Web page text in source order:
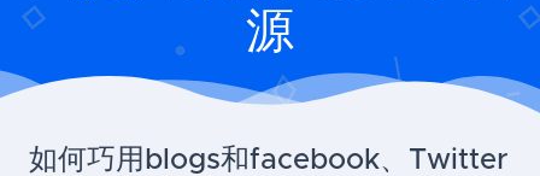
源
如何巧用blogs和facebook、Twitter